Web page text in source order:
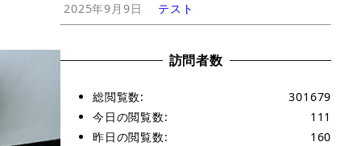
2025年9月9日 テスト
訪問者数
301679
総閲覧数:
111
今日の閲覧数:
160
昨日の閲覧数: